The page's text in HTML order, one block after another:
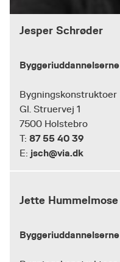
Jesper Schrøder
Byggeriuddannelserne
Bygningskonstruktoer
Gl. Struervej 1
7500 Holstebro
T: 87 55 40 39
E: jsch@via.dk
Jette Hummelmose
Byggeriuddannelserne